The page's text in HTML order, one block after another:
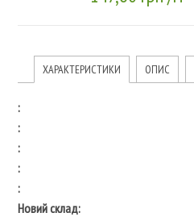
ХАРАКТЕРИСТИКИ ОПИС
:
:
:
:
:
Новий склад: